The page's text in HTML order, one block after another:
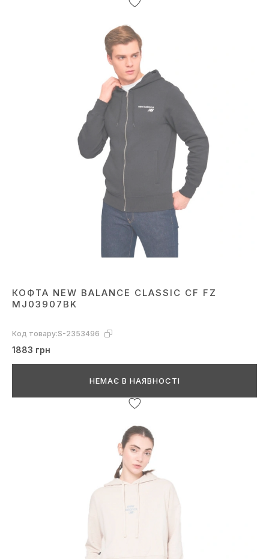
КОФТА NEW BALANCE CLASSIC CF FZ
MJ03907BK
Код товару:S-2353496
1883 грн
НЕМАЄ В НАЯВНОСТІ